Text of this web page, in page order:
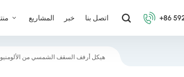
المشاريع خبر اتصل بنا +86
هيكل أرفف السقف الشمسي من